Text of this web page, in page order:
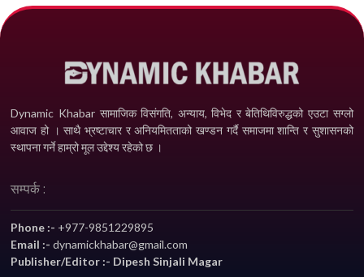
Dynamic Khabar सामाजिक विसंगति, अन्याय, विभेद­ र बेतिथिविरुद्धको एउटा सग्लो
आवाज हो । साथै भ्रष्टाचार र अनियमितताको खण्डन गर्दै समाजमा शान्ति र सुशासनको
स्थापना गर्ने हाम्रो मूल उद्देश्य रहेको छ ।
सम्पर्क :
Phone :- +977-9851229895
Email :-dynamickhabar@gmail.com
Publisher/Editor :- Dipesh Sinjali Magar